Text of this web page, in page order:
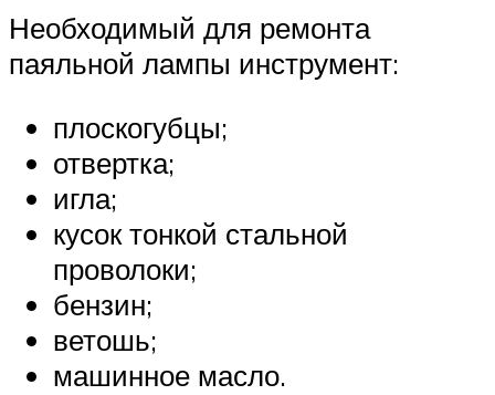
Необходимый для ремонта
паяльной лампы инструмент:
плоскогубцы;
отвертка;
игла;
кусок тонкой стальной
проволоки;
бензин;
ветошь;
машинное масло.